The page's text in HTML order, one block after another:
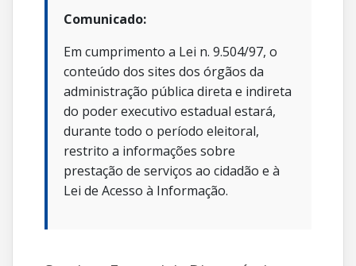
Comunicado:
Em cumprimento a Lei n. 9.504/97, o
conteúdo dos sites dos órgãos da
administração pública direta e indireta
do poder executivo estadual estará,
durante todo o período eleitoral,
restrito a informações sobre
prestação de serviços ao cidadão e à
Lei de Acesso à Informação.